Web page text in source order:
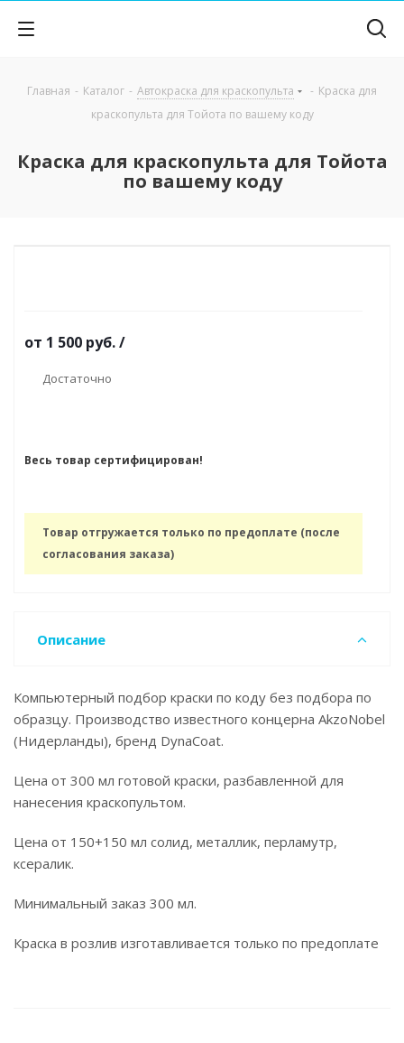
Главная - Каталог - Автокраска для краскопульта - Краска для
краскопульта для Тойота по вашему коду
Краска для краскопульта для Тойота
по вашему коду
от 1 500 руб./
Достаточно
Весь товар сертифицирован!
Товар отгружается только по предоплате (после
согласования заказа)
Описание
Компьютерный подбор краски по коду без подбора по
образцу. Производство известного концерна AkzoNobel
(Нидерланды), бренд DynaCoat.
Цена от 300 мл готовой краски, разбавленной для
нанесения краскопультом.
Цена от 150+150 мл солид, металлик, перламутр,
ксералик.
Минимальный заказ 300 мл.
Краска в розлив изготавливается только по предоплате